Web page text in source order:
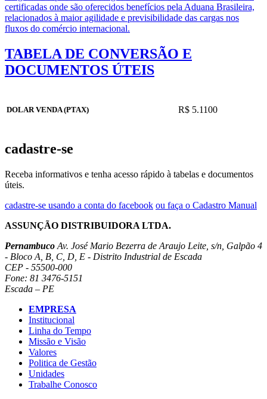
certificadas onde são oferecidos benefícios pela Aduana Brasileira,
relacionados à maior agilidade e previsibilidade das cargas nos
fluxos do comércio internacional.
TABELA DE CONVERSÃO E
DOCUMENTOS ÚTEIS
DOLAR VENDA (PTAX) R$ 5.1100
cadastre-se
Receba informativos e tenha acesso rápido à tabelas e documentos
úteis.
cadastre-se usando a conta do facebook ou faça o Cadastro Manual
ASSUNÇÃO DISTRIBUIDORA LTDA.
Pernambuco Av. José Mario Bezerra de Araujo Leite, s/n, Galpão 4
- Bloco A, B, C, D, E - Distrito Industrial de Escada
CEP - 55500-000
Fone: 81 3476-5151
Escada – PE
EMPRESA
Institucional
Linha do Tempo
Missão e Visão
Valores
Politica de Gestão
Unidades
Trabalhe Conosco